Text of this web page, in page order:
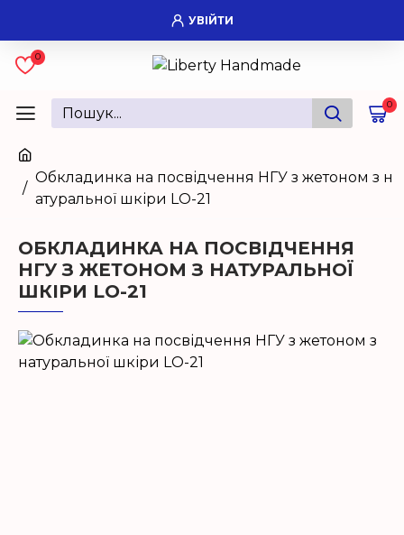
УВІЙТИ
0
0
Обкладинка на посвідчення НГУ з жетоном з н
атуральної шкіри LO-21
ОБКЛАДИНКА НА ПОСВІДЧЕННЯ
НГУ З ЖЕТОНОМ З НАТУРАЛЬНОЇ
ШКІРИ LO-21